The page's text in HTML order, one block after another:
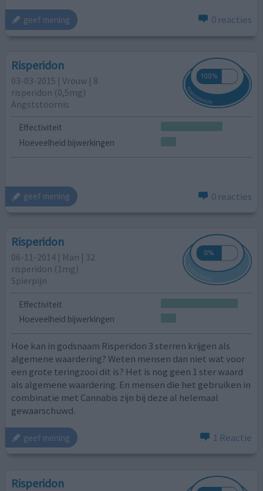
geef mening 0 reacties
Risperidon
03-03-2015 | Vrouw | 8
risperidon (0,5mg)
Angststoornis
Effectiviteit
Hoeveelheid bijwerkingen
geef mening 0 reacties
Risperidon
06-11-2014 | Man | 32
risperidon (1mg)
Spierpijn
Effectiviteit
Hoeveelheid bijwerkingen
Hoe kan in godsnaam Risperidon 3 sterren krijgen als
algemene waardering? Weten mensen dan niet wat voor
een grote teringzooi dit is? Het is nog geen 1 ster waard
als algemene waardering. En mensen die het gebruiken in
combinatie met Cannabis zijn bij deze al helemaal
gewaarschuwd.
geef mening 1 Reactie
Risperidon